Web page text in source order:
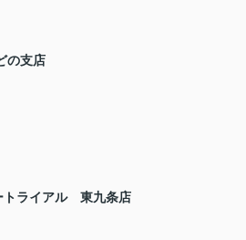
の支店
トライアル 東九条店